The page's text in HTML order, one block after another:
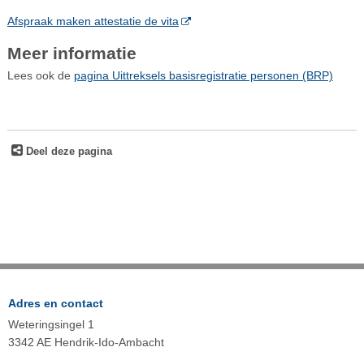
Afspraak maken attestatie de vita
Meer informatie
Lees ook de pagina Uittreksels basisregistratie personen (BRP)
Deel deze pagina
Adres en contact
Weteringsingel 1
3342 AE Hendrik-Ido-Ambacht